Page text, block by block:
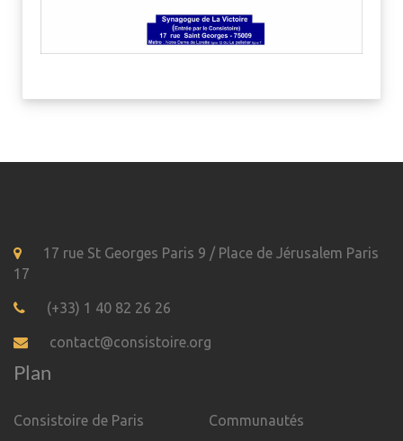
17 rue St Georges Paris 9 / Place de Jérusalem Paris
17
(+33) 1 40 82 26 26
contact@consistoire.org
Plan
Consistoire de Paris Communautés